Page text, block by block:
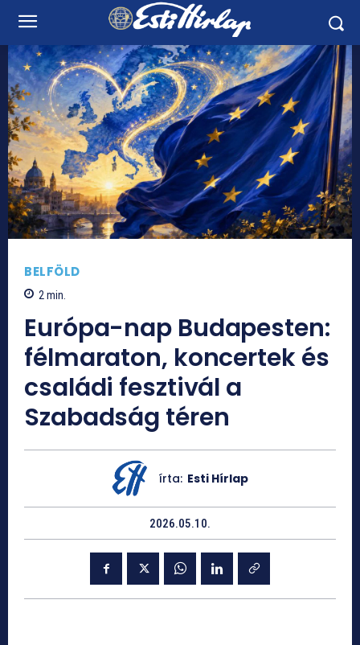
BELFÖLD
2 min.
Európa-nap Budapesten:
félmaraton, koncertek és
családi fesztivál a
Szabadság téren
írta: Esti Hírlap
2026.05.10.